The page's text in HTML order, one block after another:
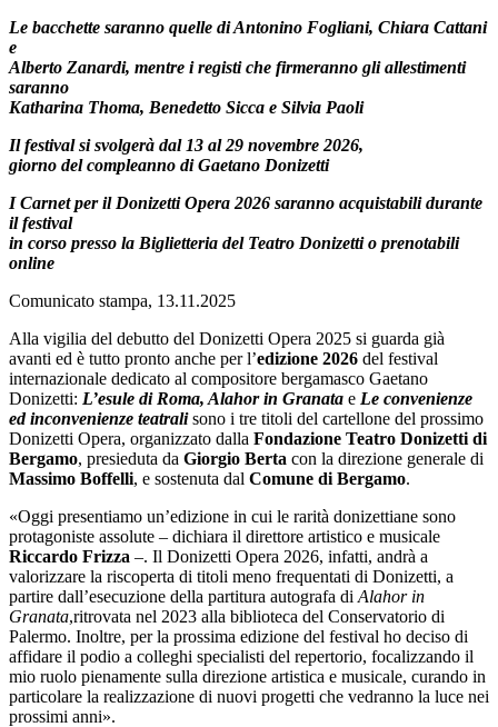
Le bacchette saranno quelle di Antonino Fogliani, Chiara Cattani
e
Alberto Zanardi, mentre i registi che firmeranno gli allestimenti
saranno
Katharina Thoma, Benedetto Sicca e Silvia Paoli
Il festival si svolgerà dal 13 al 29 novembre 2026,
giorno del compleanno di Gaetano Donizetti
I Carnet per il Donizetti Opera 2026 saranno acquistabili durante
il festival
in corso presso la Biglietteria del Teatro Donizetti o prenotabili
online
Comunicato stampa, 13.11.2025
Alla vigilia del debutto del Donizetti Opera 2025 si guarda già
avanti ed è tutto pronto anche per l’edizione 2026 del festival
internazionale dedicato al compositore bergamasco Gaetano
Donizetti: L’esule di Roma, Alahor in Granata e Le convenienze
ed inconvenienze teatralisono i tre titoli del cartellone del prossimo
Donizetti Opera, organizzato dalla Fondazione Teatro Donizetti di
Bergamo, presieduta da Giorgio Berta con la direzione generale di
Massimo Boffelli, e sostenuta dal Comune di Bergamo.
«Oggi presentiamo un’edizione in cui le rarità donizettiane sono
protagoniste assolute – dichiara il direttore artistico e musicale
Riccardo Frizza –. Il Donizetti Opera 2026, infatti, andrà a
valorizzare la riscoperta di titoli meno frequentati di Donizetti, a
partire dall’esecuzione della partitura autografa di Alahor in
Granata,ritrovata nel 2023 alla biblioteca del Conservatorio di
Palermo. Inoltre, per la prossima edizione del festival ho deciso di
affidare il podio a colleghi specialisti del repertorio, focalizzando il
mio ruolo pienamente sulla direzione artistica e musicale, curando in
particolare la realizzazione di nuovi progetti che vedranno la luce nei
prossimi anni».